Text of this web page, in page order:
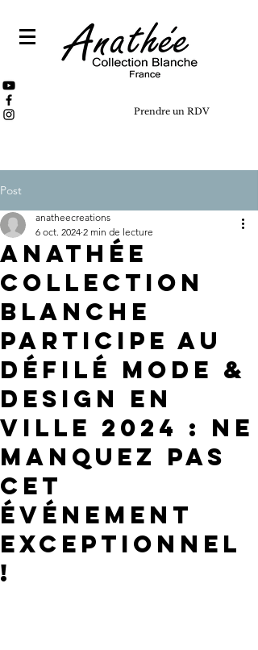
Prendre un RDV
Post
Anathée
Collection
Blanche
participe au
défilé Mode &
Design en
Ville 2024 : ne
manquez pas
cet
événement
exceptionnel
!
anatheecreations
6 oct. 2024 2 min de lecture